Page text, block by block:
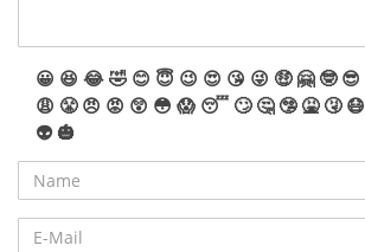
😀 😆 😂🤣 😊 😇 😉 😍 😘 😜 🤑 🤗 🤓 😎
😩 😤 😠 😡 😲 😳 😱 😴 🙄 🤔 🤥 🤮 🤧 😷
👽 🎃